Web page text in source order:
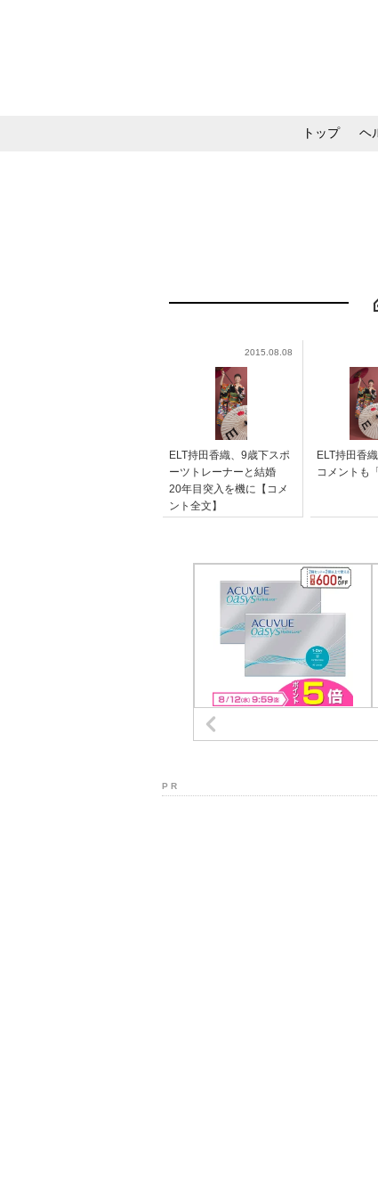
トップ ヘ
2015.08.08
ELT持田香織、9歳下スポ
ーツトレーナーと結婚
20年目突入を機に【コメ
ント全文】
ELT持田香
コメントも
P R